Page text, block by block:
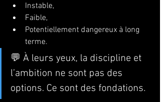
Instable,
Faible,
Potentiellement dangereux à long
terme.
💬 À leurs yeux, la discipline et
l’ambition ne sont pas des
options. Ce sont des fondations.